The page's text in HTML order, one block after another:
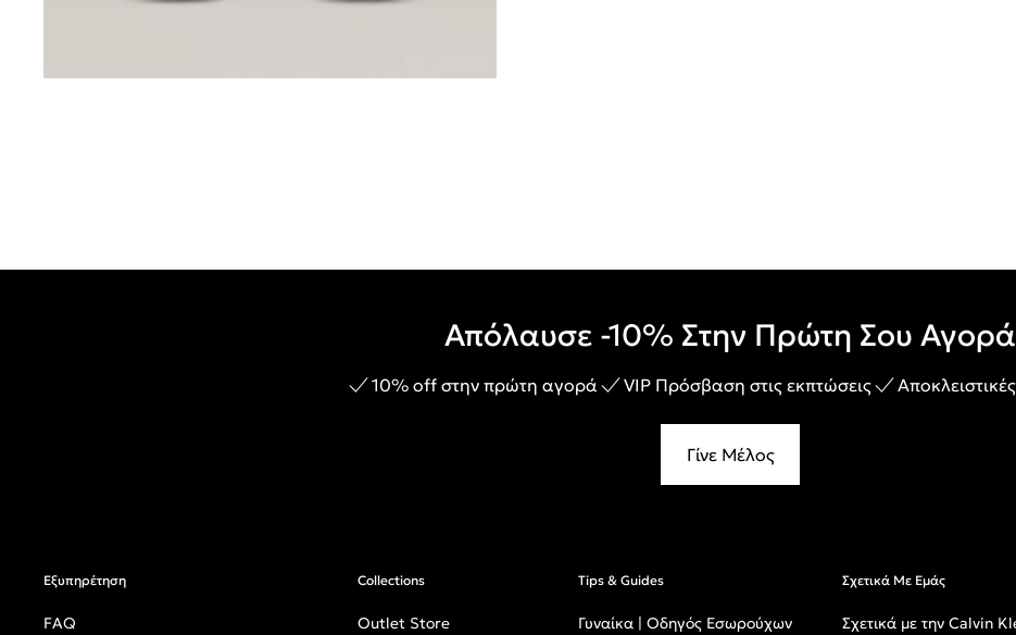
Απόλαυσε -10% Στην Πρώτη Σου Αγορά
10% off στην πρώτη αγορά VIP Πρόσβαση στις εκπτώσεις
Γίνε Μέλος
Εξυπηρέτηση
FAQ
Collections
Outlet Store
Tips & Guides
Γυναίκα | Οδηγός Εσωρούχων
Σχετικά Με Εμάς
Σχετικά με την Calvin